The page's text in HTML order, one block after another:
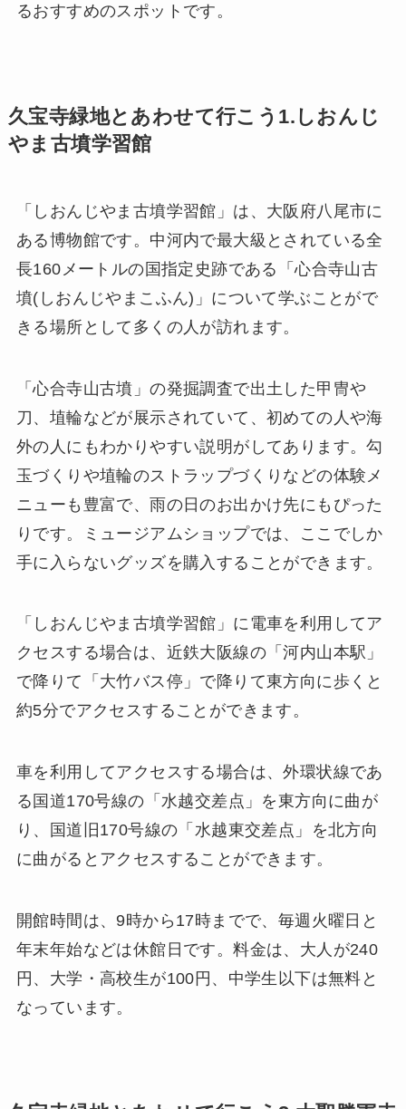
るおすすめのスポットです。
久宝寺緑地とあわせて行こう1.しおんじ
やま古墳学習館
「しおんじやま古墳学習館」は、大阪府八尾市に
ある博物館です。中河内で最大級とされている全
長160メートルの国指定史跡である「心合寺山古
墳(しおんじやまこふん)」について学ぶことがで
きる場所として多くの人が訪れます。
「心合寺山古墳」の発掘調査で出土した甲冑や
刀、埴輪などが展示されていて、初めての人や海
外の人にもわかりやすい説明がしてあります。勾
玉づくりや埴輪のストラップづくりなどの体験メ
ニューも豊富で、雨の日のお出かけ先にもぴった
りです。ミュージアムショップでは、ここでしか
手に入らないグッズを購入することができます。
「しおんじやま古墳学習館」に電車を利用してア
クセスする場合は、近鉄大阪線の「河内山本駅」
で降りて「大竹バス停」で降りて東方向に歩くと
約5分でアクセスすることができます。
車を利用してアクセスする場合は、外環状線であ
る国道170号線の「水越交差点」を東方向に曲が
り、国道旧170号線の「水越東交差点」を北方向
に曲がるとアクセスすることができます。
開館時間は、9時から17時までで、毎週火曜日と
年末年始などは休館日です。料金は、大人が240
円、大学・高校生が100円、中学生以下は無料と
なっています。